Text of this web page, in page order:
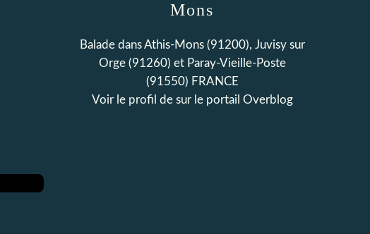
Mons
Balade dans Athis-Mons (91200), Juvisy sur
Orge (91260) et Paray-Vieille-Poste
(91550) FRANCE
Voir le profil de sur le portail Overblog